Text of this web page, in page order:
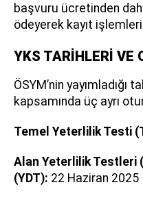
başvuru ücretinden
ödeyerek kayıt
YKS TARİHLERİ VE
ÖSYM’nin yayımladığı
kapsamında üç ayrı
Temel Yeterlilik Testi
Alan Yeterlilik Testleri
(YDT): 22 Haziran 2025